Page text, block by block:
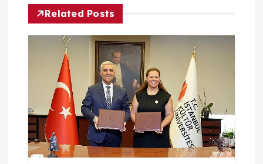
z
m
e
Related Posts